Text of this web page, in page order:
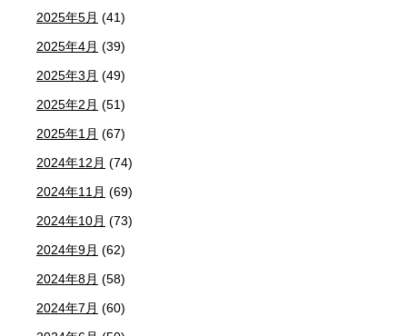
2025年5月 (41)
2025年4月 (39)
2025年3月 (49)
2025年2月 (51)
2025年1月 (67)
2024年12月 (74)
2024年11月 (69)
2024年10月 (73)
2024年9月 (62)
2024年8月 (58)
2024年7月 (60)